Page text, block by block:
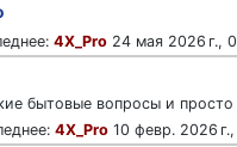
4X_Pro 24 мая 2026 г.,
бытовые вопросы и
4X_Pro 10 февр. 2026